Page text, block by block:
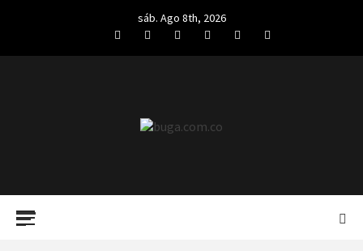
sáb. Ago 8th, 2026
FacebookTwitterLinkedIn
VK YouTubeInstagram